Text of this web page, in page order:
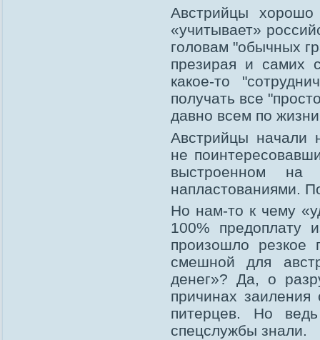
Австрийцы хорошо
«учитывает»
головам "обычных
презирая и самих
какое-то
получать все
давно всем по
Австрийцы начали
не
выстроенном
напластованиями.
Но нам-то к чему
100% предоплату
произошло резкое
смешной для
денег»? Да, о
причинах
питерцев. Но
спецслужбы знали.